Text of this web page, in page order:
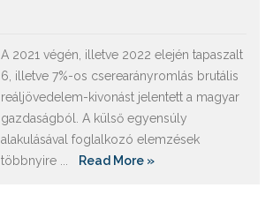
A 2021 végén, illetve 2022 elején tapaszalt
6, illetve 7%-os cserearányromlás brutális
reáljövedelem-kivonást jelentett a magyar
gazdaságból. A külső egyensúly
alakulásával foglalkozó elemzések
többnyire ...
Read More »